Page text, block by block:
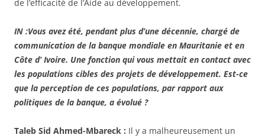
de l’efficacité de l’Aide au développement.
IN :Vous avez été, pendant plus d’une décennie, chargé de
communication de la banque mondiale en Mauritanie et en
Côte d’ Ivoire. Une fonction qui vous mettait en contact avec
les populations cibles des projets de développement. Est-ce
que la perception de ces populations, par rapport aux
politiques de la banque, a évolué ?
Taleb Sid Ahmed-Mbareck : Il y a malheureusement un